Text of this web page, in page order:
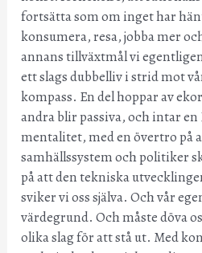
fortsätta som om inget har
konsumera, resa, jobba mer
annans tillväxtmål vi
ett slags dubbelliv i strid mot
kompass. En del hoppar av
andra blir passiva, och intar en
mentalitet, med en övertro på
samhällssystem och politiker
på att den tekniska
sviker vi oss själva. Och vår
värdegrund. Och måste döva
olika slag för att stå ut. Med